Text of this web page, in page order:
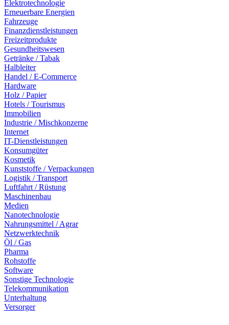
Elektrotechnologie
Erneuerbare Energien
Fahrzeuge
Finanzdienstleistungen
Freizeitprodukte
Gesundheitswesen
Getränke / Tabak
Halbleiter
Handel / E-Commerce
Hardware
Holz / Papier
Hotels / Tourismus
Immobilien
Industrie / Mischkonzerne
Internet
IT-Dienstleistungen
Konsumgüter
Kosmetik
Kunststoffe / Verpackungen
Logistik / Transport
Luftfahrt / Rüstung
Maschinenbau
Medien
Nanotechnologie
Nahrungsmittel / Agrar
Netzwerktechnik
Öl / Gas
Pharma
Rohstoffe
Software
Sonstige Technologie
Telekommunikation
Unterhaltung
Versorger